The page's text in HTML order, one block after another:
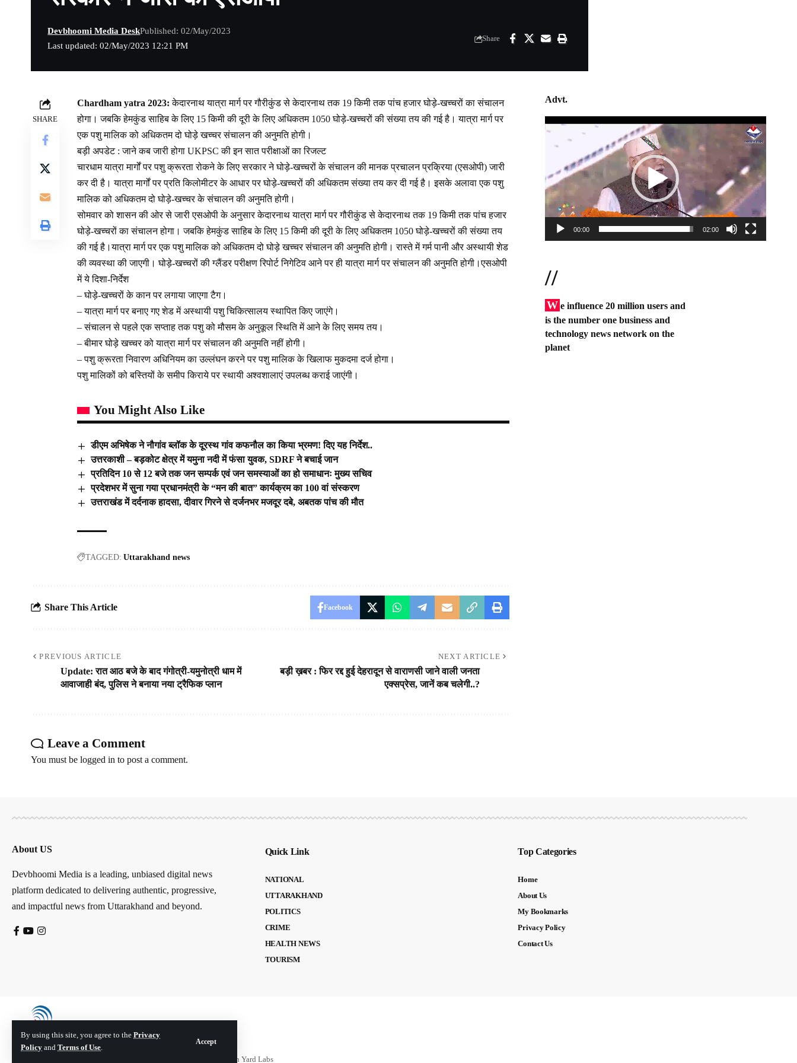
By using this site, you agree to the Privacy
Policy and Terms of Use.
Accept
Last updated: 02/May/2023 12:21 PM
Devbhoomi Media DeskPublished: 02/May/2023
Share
SHARE
Chardham yatra 2023: केदारनाथ यात्रा मार्ग पर गौरीकुंड से केदारनाथ तक 19 किमी तक पांच हजार घोड़े-खच्चरों का संचालन
होगा। जबकि हेमकुंड साहिब के लिए 15 किमी की दूरी के लिए अधिकतम 1050 घोड़े-खच्चरों की संख्या तय की गई है। यात्रा मार्ग पर
एक पशु मालिक को अधिकतम दो घोड़े खच्चर संचालन की अनुमति होगी।
बड़ी अपडेट : जाने कब जारी होगा UKPSC की इन सात परीक्षाओं का रिजल्ट
चारधाम यात्रा मार्गों पर पशु क्रूरता रोकने के लिए सरकार ने घोड़े-खच्चरों के संचालन की मानक प्रचालन प्रक्रिया (एसओपी) जारी
कर दी है। यात्रा मार्गों पर प्रति किलोमीटर के आधार पर घोड़े-खच्चरों की अधिकतम संख्या तय कर दी गई है। इसके अलावा एक पशु
मालिक को अधिकतम दो घोड़े-खच्चर के संचालन की अनुमति होगी।
सोमवार को शासन की ओर से जारी एसओपी के अनुसार केदारनाथ यात्रा मार्ग पर गौरीकुंड से केदारनाथ तक 19 किमी तक पांच हजार
घोड़े-खच्चरों का संचालन होगा। जबकि हेमकुंड साहिब के लिए 15 किमी की दूरी के लिए अधिकतम 1050 घोड़े-खच्चरों की संख्या तय
की गई है।यात्रा मार्ग पर एक पशु मालिक को अधिकतम दो घोड़े खच्चर संचालन की अनुमति होगी। रास्ते में गर्म पानी और अस्थायी शेड
की व्यवस्था की जाएगी। घोड़े-खच्चरों की ग्लैंडर परीक्षण रिपोर्ट निगेटिव आने पर ही यात्रा मार्ग पर संचालन की अनुमति होगी।एसओपी
में ये दिशा-निर्देश
– घोड़े-खच्चरों के कान पर लगाया जाएगा टैग।
– यात्रा मार्ग पर बनाए गए शेड में अस्थायी पशु चिकित्सालय स्थापित किए जाएंगे।
– संचालन से पहले एक सप्ताह तक पशु को मौसम के अनुकूल स्थिति में आने के लिए समय तय।
– बीमार घोड़े खच्चर को यात्रा मार्ग पर संचालन की अनुमति नहीं होगी।
– पशु क्रूरता निवारण अधिनियम का उल्लंघन करने पर पशु मालिक के खिलाफ मुकदमा दर्ज होगा।
पशु मालिकों को बस्तियों के समीप किराये पर स्थायी अश्वशालाएं उपलब्ध कराई जाएंगी।
You Might Also Like
डीएम अभिषेक ने नौगांव ब्लॉक के दूरस्थ गांव कफनौल का किया भ्रमण! दिए यह निर्देश..
उत्तरकाशी – बड़कोट क्षेत्र में यमुना नदी में फंसा युवक, SDRF ने बचाई जान
प्रतिदिन 10 से 12 बजे तक जन सम्पर्क एवं जन समस्याओं का हो समाधानः मुख्य सचिव
प्रदेशभर में सुना गया प्रधानमंत्री के “मन की बात” कार्यक्रम का 100 वां संस्करण
उत्तराखंड में दर्दनाक हादसा, दीवार गिरने से दर्जनभर मजदूर दबे, अबतक पांच की मौत
TAGGED: Uttarakhand news
Share This Article Facebook
PREVIOUS ARTICLE
Update: रात आठ बजे के बाद गंगोत्री-यमुनोत्री धाम में
आवाजाही बंद, पुलिस ने बनाया नया ट्रैफिक प्लान
NEXT ARTICLE
बड़ी ख़बर : फिर रद्द हुई देहरादून से वाराणसी जाने वाली जनता
एक्सप्रेस, जानें कब चलेगी..?
Leave a Comment
You must be logged in to post a comment.
Advt.
Video
00:00 02:00
//
W e influence 20 million users and
is the number one business and
technology news network on the
planet
About US
Devbhoomi Media is a leading, unbiased digital news
platform dedicated to delivering authentic, progressive,
and impactful news from Uttarakhand and beyond.
Quick Link
NATIONAL
UTTARAKHAND
POLITICS
CRIME
HEALTH NEWS
TOURISM
Top Categories
Home
About Us
My Bookmarks
Privacy Policy
Contact Us
Tech Yard Labs